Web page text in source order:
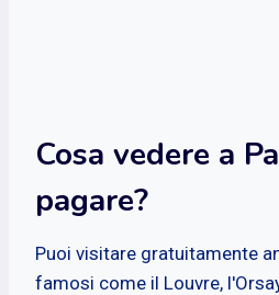
Cosa vedere a
pagare?
Puoi visitare gratuitamente
famosi come il Louvre,